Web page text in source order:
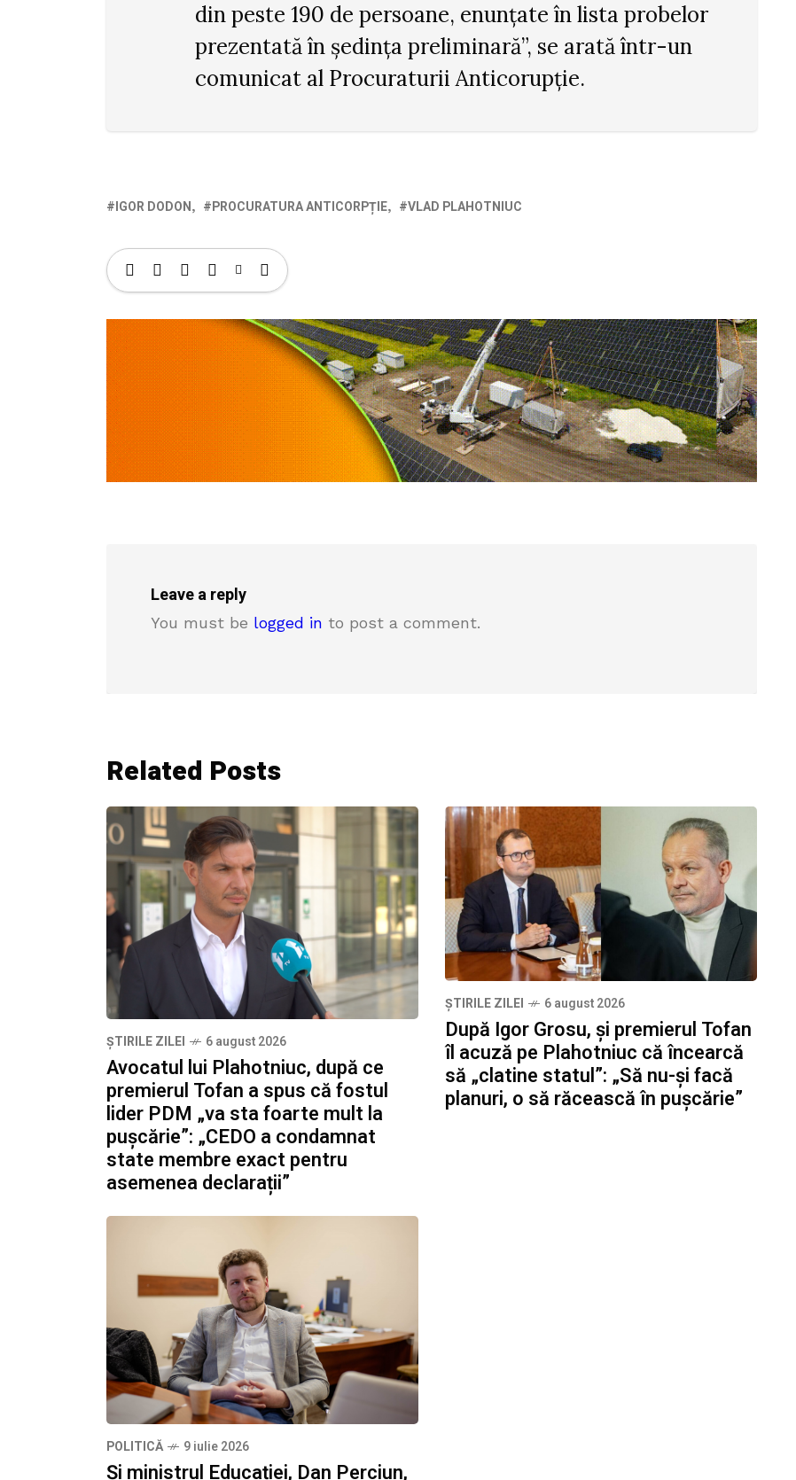
din peste 190 de persoane, enunțate în lista probelor
prezentată în ședința preliminară”, se arată într-un
comunicat al Procuraturii Anticorupție.
IGOR DODON PROCURATURA ANTICORPȚIE VLAD PLAHOTNIUC
Leave a reply
You must be logged in to post a comment.
Related Posts
ȘTIRILE ZILEI 6 august 2026
Avocatul lui Plahotniuc, după ce
premierul Tofan a spus că fostul
lider PDM „va sta foarte mult la
pușcărie”: „CEDO a condamnat
state membre exact pentru
asemenea declarații”
ȘTIRILE ZILEI 6 august 2026
După Igor Grosu, și premierul Tofan
îl acuză pe Plahotniuc că încearcă
să „clatine statul”: „Să nu-și facă
planuri, o să răcească în pușcărie”
POLITICĂ 9 iulie 2026
Și ministrul Educației, Dan Perciun,